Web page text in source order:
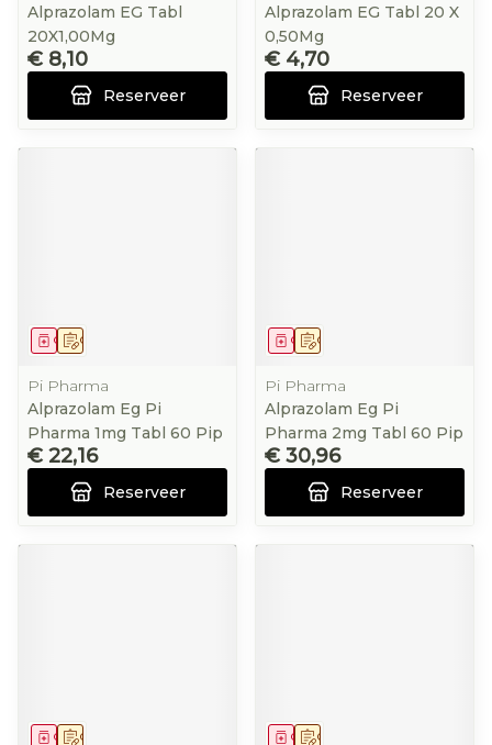
Alprazolam EG Tabl
20X1,00Mg
€ 8,10
Reserveer
Alprazolam EG Tabl 20 X
0,50Mg
€ 4,70
Reserveer
Op voorschrift
Geneesmiddel
Pi Pharma
Alprazolam Eg Pi
Pharma 1mg Tabl 60 Pip
€ 22,16
Reserveer
Op voorschrift
Geneesmiddel
Pi Pharma
Alprazolam Eg Pi
Pharma 2mg Tabl 60 Pip
€ 30,96
Reserveer
Op voorschrift
Geneesmiddel Op voorschrift
Geneesmiddel